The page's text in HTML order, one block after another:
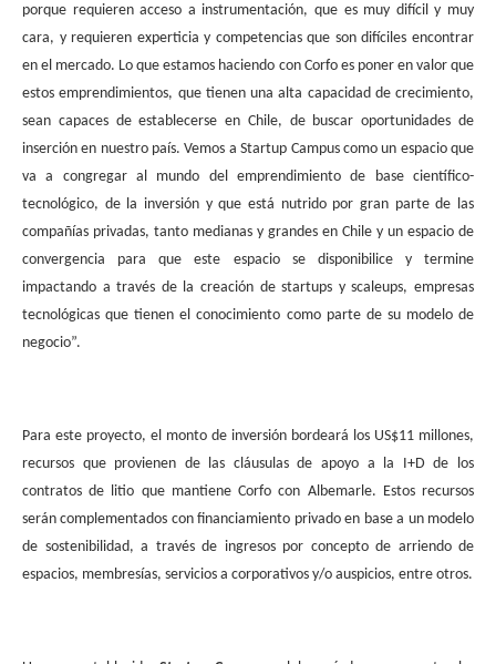
porque requieren acceso a instrumentación, que es muy difícil y muy
cara, y requieren experticia y competencias que son difíciles encontrar
en el mercado. Lo que estamos haciendo con Corfo es poner en valor que
estos emprendimientos, que tienen una alta capacidad de crecimiento,
sean capaces de establecerse en Chile, de buscar oportunidades de
inserción en nuestro país. Vemos a Startup Campus como un espacio que
va a congregar al mundo del emprendimiento de base científico-
tecnológico, de la inversión y que está nutrido por gran parte de las
compañías privadas, tanto medianas y grandes en Chile y un espacio de
convergencia para que este espacio se disponibilice y termine
impactando a través de la creación de startups y scaleups, empresas
tecnológicas que tienen el conocimiento como parte de su modelo de
negocio”.
Para este proyecto, el monto de inversión bordeará los US$11 millones,
recursos que provienen de las cláusulas de apoyo a la I+D de los
contratos de litio que mantiene Corfo con Albemarle. Estos recursos
serán complementados con financiamiento privado en base a un modelo
de sostenibilidad, a través de ingresos por concepto de arriendo de
espacios, membresías, servicios a corporativos y/o auspicios, entre otros.